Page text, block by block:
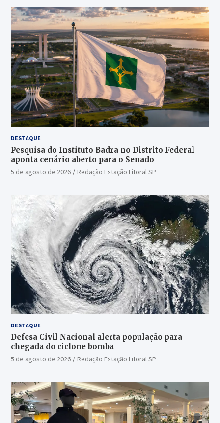
DESTAQUE
Pesquisa do Instituto Badra no Distrito Federal
aponta cenário aberto para o Senado
5 de agosto de 2026 Redação Estação Litoral SP
DESTAQUE
Defesa Civil Nacional alerta população para
chegada do ciclone bomba
5 de agosto de 2026 Redação Estação Litoral SP